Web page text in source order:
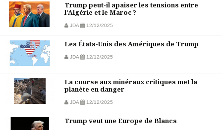
Trump peut-il apaiser les tensions entre
l’Algérie et le Maroc ?
JDA 12/12/2025
Les États-Unis des Amériques de Trump
JDA 12/12/2025
La course aux minéraux critiques met la
planète en danger
JDA 12/12/2025
Trump veut une Europe de Blancs